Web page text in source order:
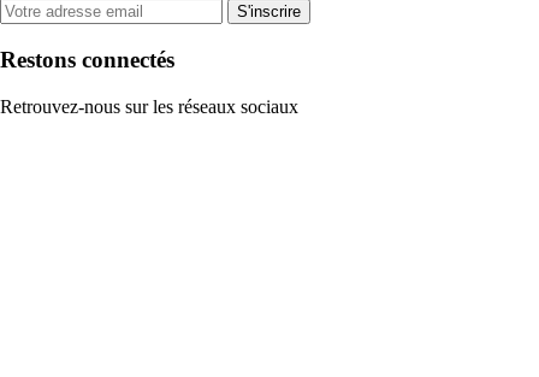
S'inscrire
Restons connectés
Retrouvez-nous sur les réseaux sociaux